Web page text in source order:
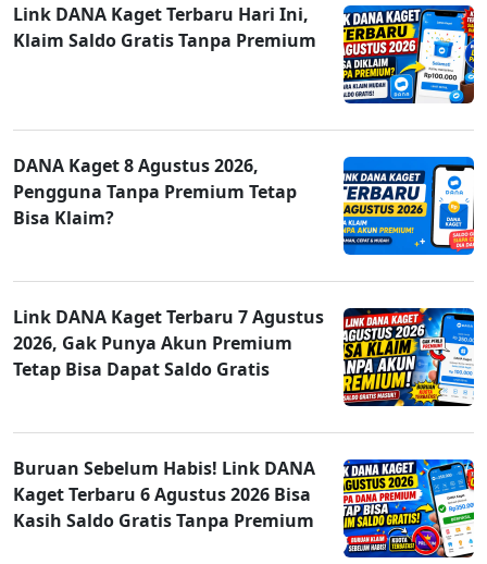
Link DANA Kaget Terbaru Hari Ini,
Klaim Saldo Gratis Tanpa Premium
DANA Kaget 8 Agustus 2026,
Pengguna Tanpa Premium Tetap
Bisa Klaim?
Link DANA Kaget Terbaru 7 Agustus
2026, Gak Punya Akun Premium
Tetap Bisa Dapat Saldo Gratis
Buruan Sebelum Habis! Link DANA
Kaget Terbaru 6 Agustus 2026 Bisa
Kasih Saldo Gratis Tanpa Premium